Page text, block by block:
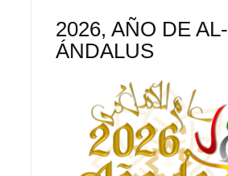
2026, AÑO DE AL-
ÁNDALUS